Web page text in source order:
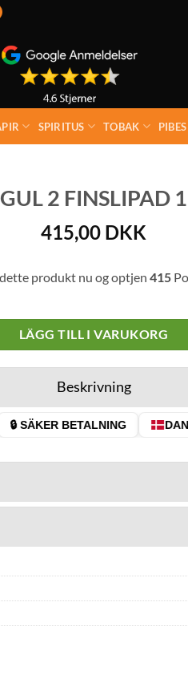
SPIRITUS TOBAK PIBES
2 FINSLIPAD
415,00 DKK
produkt nu og optjen 415
LÄGG TILL I VARUKORG
Beskrivning
🔒 SÄKER BETALNING